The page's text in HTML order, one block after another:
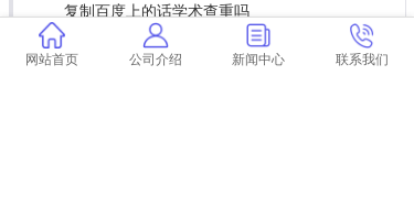
复制百度上的话学术查重吗
学术不端课题研究理论 学术研究会出现哪些错
误？
网站首页 公司介绍 新闻中心 联系我们